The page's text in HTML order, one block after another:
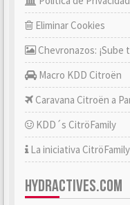
Eliminar Cookies
Chevronazos:
Macro KDD Citroën
Caravana Citroën a
KDD´s CitröFamily
La iniciativa CitröFamily
HYDRACTIVES.COM